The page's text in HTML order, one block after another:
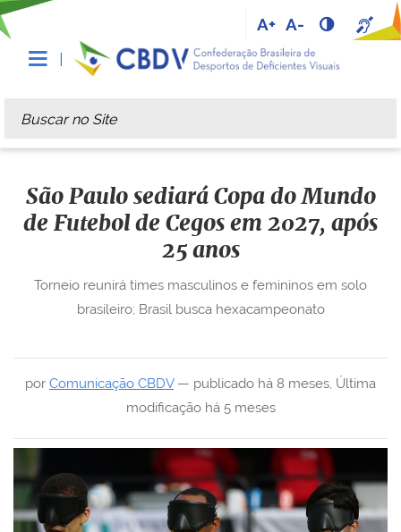
A+ A-
Busca
Busca Avançada…
São Paulo sediará Copa do Mundo
de Futebol de Cegos em 2027, após
25 anos
por Comunicação CBDV— publicado há 8 meses, Última
modificação há 5 meses
Torneio reunirá times masculinos e femininos em solo
brasileiro; Brasil busca hexacampeonato